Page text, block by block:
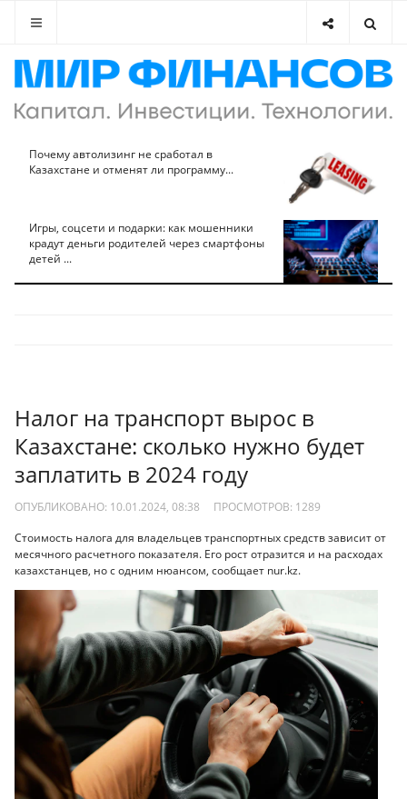
Почему автолизинг не сработал в
Казахстане и отменят ли программу...
Игры, соцсети и подарки: как мошенники
крадут деньги родителей через смартфоны
детей ...
Налог на транспорт вырос в
Казахстане: сколько нужно будет
заплатить в 2024 году
ОПУБЛИКОВАНО: 10.01.2024, 08:38 ПРОСМОТРОВ: 1289
Стоимость налога для владельцев транспортных средств зависит от
месячного расчетного показателя. Его рост отразится и на расходах
казахстанцев, но с одним нюансом, сообщает nur.kz.